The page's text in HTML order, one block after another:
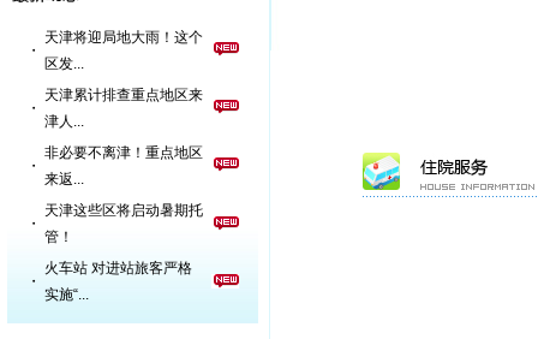
・
天津将迎局地大雨！这个
区发...
・
天津累计排查重点地区来
津人...
・
非必要不离津！重点地区
来返...
・
天津这些区将启动暑期托
管！
・
火车站 对进站旅客严格
实施“...